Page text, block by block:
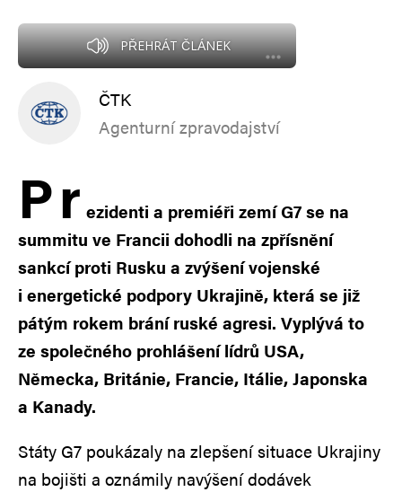
PŘEHRÁT ČLÁNEK
ČTK
Agenturní zpravodajství
Pr ezidenti a premiéři zemí G7 se na
summitu ve Francii dohodli na zpřísnění
sankcí proti Rusku a zvýšení vojenské
i energetické podpory Ukrajině, která se již
pátým rokem brání ruské agresi. Vyplývá to
ze společného prohlášení lídrů USA,
Německa, Británie, Francie, Itálie, Japonska
a Kanady.
Státy G7 poukázaly na zlepšení situace Ukrajiny
na bojišti a oznámily navýšení dodávek